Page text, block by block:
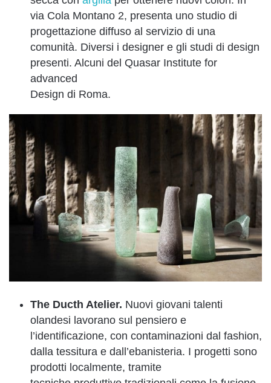
via Cola Montano 2, presenta uno studio di
progettazione diffuso al servizio di una
comunità. Diversi i designer e gli studi di design
presenti. Alcuni del Quasar Institute for
advanced
Design di Roma.
The Ducth Atelier. Nuovi giovani talenti
olandesi lavorano sul pensiero e
l’identificazione, con contaminazioni dal fashion,
dalla tessitura e dall’ebanisteria. I progetti sono
prodotti localmente, tramite